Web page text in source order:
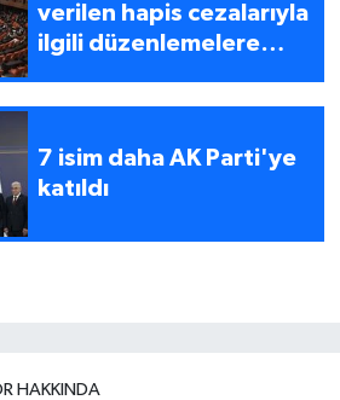
verilen hapis cezalarıyla
ilgili düzenlemelere
7 isim daha AK Parti'ye
katıldı
HAKKINDA